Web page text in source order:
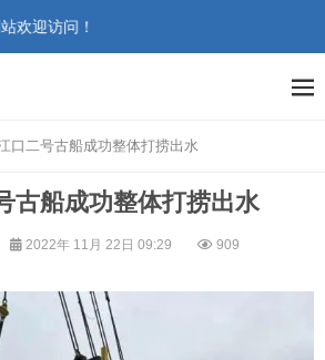
欢迎访问！
口二号古船成功整体打捞出水
古船成功整体打捞出水
2022年 11月 22日 09:29 909